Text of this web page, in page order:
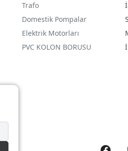
Trafo
Domestik Pompalar
Elektrik Motorları
PVC KOLON BORUSU